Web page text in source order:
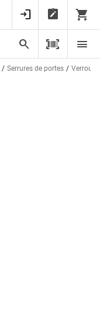
Serrures de portes Verrou